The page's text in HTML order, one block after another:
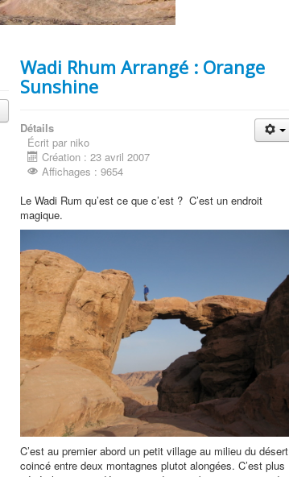
Wadi Rhum Arrangé : Orange
Sunshine
Détails
Écrit par niko
Création : 23 avril 2007
Affichages : 9654
Le Wadi Rum qu’est ce que c’est ? C’est un endroit
magique.
C’est au premier abord un petit village au milieu du désert
coincé entre deux montagnes plutot alongées. C’est plus